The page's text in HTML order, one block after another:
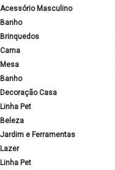
Acessório Masculino
Banho
Brinquedos
Cama
Mesa
Banho
Decoração Casa
Linha Pet
Beleza
Jardim e Ferramentas
Lazer
Linha Pet